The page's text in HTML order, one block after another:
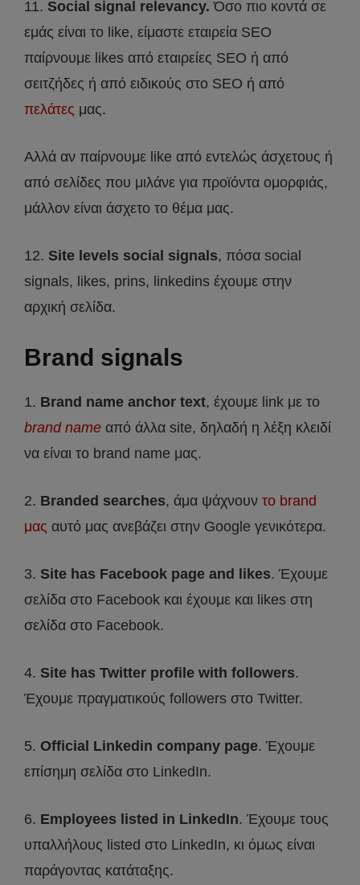
11. Social signal relevancy. Όσο πιο κοντά σε
εμάς είναι το like, είμαστε εταιρεία SEO
παίρνουμε likes από εταιρείες SEO ή από
σειτζήδες ή από ειδικούς στο SEO ή από
πελάτες μας.
Αλλά αν παίρνουμε like από εντελώς άσχετους ή
από σελίδες που μιλάνε για προϊόντα ομορφιάς,
μάλλον είναι άσχετο το θέμα μας.
12. Site levels social signals, πόσα social
signals, likes, prins, linkedins έχουμε στην
αρχική σελίδα.
Brand signals
1. Brand name anchor text, έχουμε link με το
brand name από άλλα site, δηλαδή η λέξη κλειδί
να είναι το brand name μας.
2. Branded searches, άμα ψάχνουν το brand
μας αυτό μας ανεβάζει στην Google γενικότερα.
3. Site has Facebook page and likes. Έχουμε
σελίδα στο Facebook και έχουμε και likes στη
σελίδα στο Facebook.
4. Site has Twitter profile with followers.
Έχουμε πραγματικούς followers στο Twitter.
5. Official Linkedin company page. Έχουμε
επίσημη σελίδα στο LinkedΙn.
6. Employees listed in LinkedΙn. Έχουμε τους
υπαλλήλους listed στο LinkedΙn, κι όμως είναι
παράγοντας κατάταξης.